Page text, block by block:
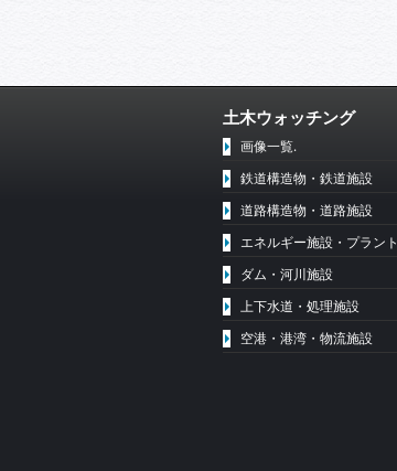
土木ウォッチング
画像一覧.
鉄道構造物・鉄道施設
道路構造物・道路施設
エネルギー施設・プラント
ダム・河川施設
上下水道・処理施設
空港・港湾・物流施設